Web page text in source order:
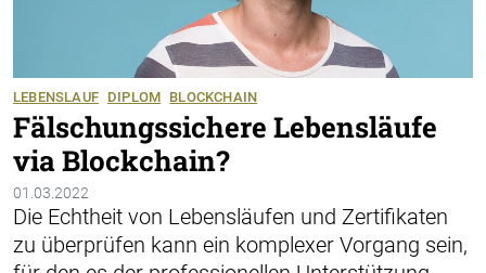
LEBENSLAUF DIPLOM BLOCKCHAIN
Fälschungssichere Lebensläufe
via Blockchain?
01.03.2022
Die Echtheit von Lebensläufen und Zertifikaten
zu überprüfen kann ein komplexer Vorgang sein,